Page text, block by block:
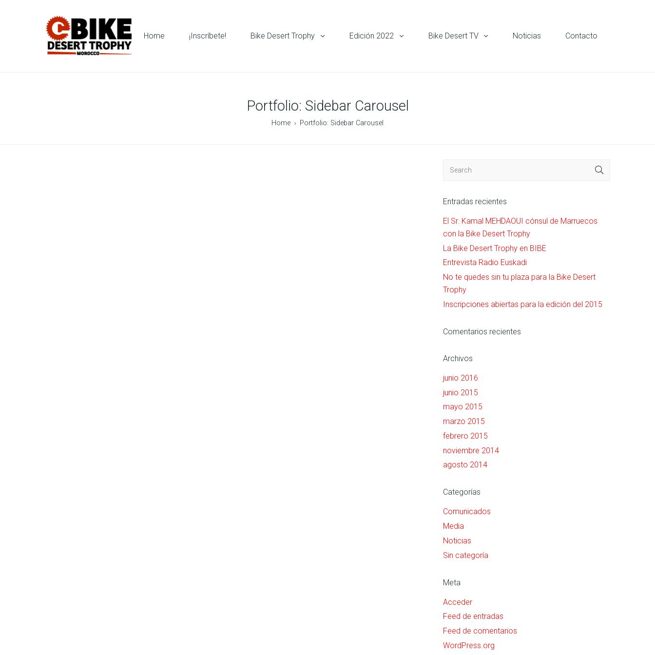
Home ¡Inscríbete! Bike Desert Trophy Edición 2022 Bike Desert TV Noticias Contacto
Portfolio: Sidebar Carousel
Home Portfolio: Sidebar Carousel
Entradas recientes
El Sr. Kamal MEHDAOUI cónsul de Marruecos
con la Bike Desert Trophy
La Bike Desert Trophy en BIBE
Entrevista Radio Euskadi
No te quedes sin tu plaza para la Bike Desert
Trophy
Inscripciones abiertas para la edición del 2015
Comentarios recientes
Archivos
junio 2016
junio 2015
mayo 2015
marzo 2015
febrero 2015
noviembre 2014
agosto 2014
Categorías
Comunicados
Media
Noticias
Sin categoría
Meta
Acceder
Feed de entradas
Feed de comentarios
WordPress.org